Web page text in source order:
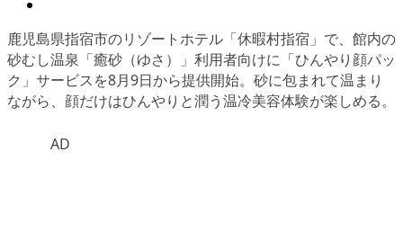
鹿児島県指宿市のリゾートホテル「休暇村指宿」で、館内の
砂むし温泉「癒砂（ゆさ）」利用者向けに「ひんやり顔パッ
ク」サービスを8月9日から提供開始。砂に包まれて温まり
ながら、顔だけはひんやりと潤う温冷美容体験が楽しめる。
AD